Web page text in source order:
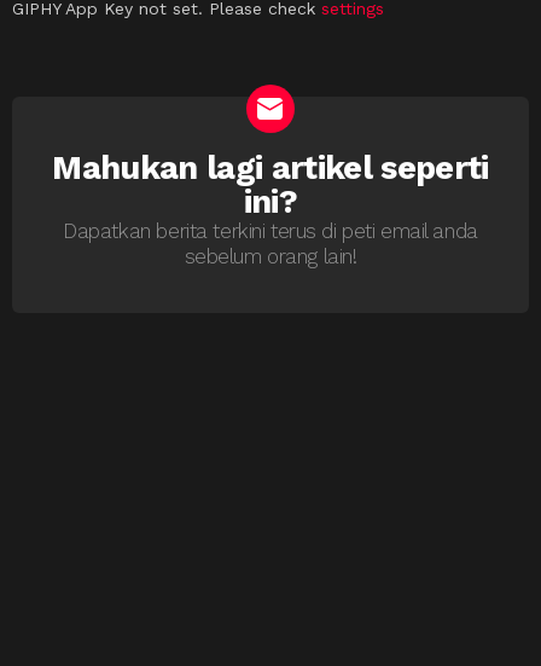
GIPHY App Key not set. Please check settings
NEWSLETTER
Mahukan lagi artikel seperti
ini?
Dapatkan berita terkini terus di peti email anda
sebelum orang lain!